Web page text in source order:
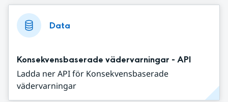
Data
Konsekvensbaserade vädervarningar - API
Ladda ner API för Konsekvensbaserade
vädervarningar